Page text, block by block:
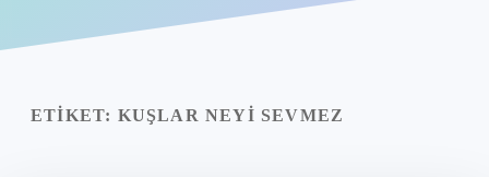
ETIKET: KUŞLAR NEYI SEVMEZ